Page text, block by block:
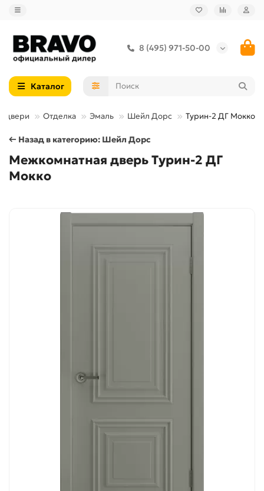
8 (495) 971-50-00
Каталог
двери Отделка Эмаль Шейл Дорс Турин-2 ДГ Мокко
← Назад в категорию: Шейл Дорс
Межкомнатная дверь Турин-2 ДГ
Мокко